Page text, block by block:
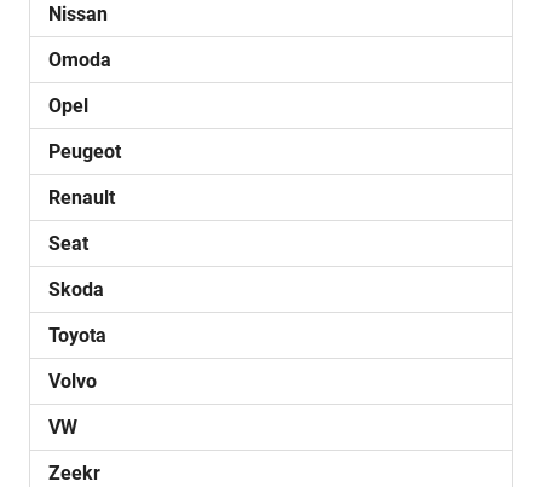
Nissan
Omoda
Opel
Peugeot
Renault
Seat
Skoda
Toyota
Volvo
VW
Zeekr